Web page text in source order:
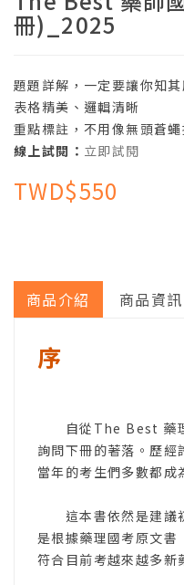
冊)_2025
題題詳解，一定要讓你知
表格精美、邏輯清晰
重點標註，不用像無頭蒼
線上試閱： 立即試閱
TWD$550
商品介紹 商品資訊
序
自從The Best 藥理
詢問下冊的著落。歷經
當年的考生們多數都成
這本書依然是建議
是根據藥理國考原文
符合目前考越來越多新